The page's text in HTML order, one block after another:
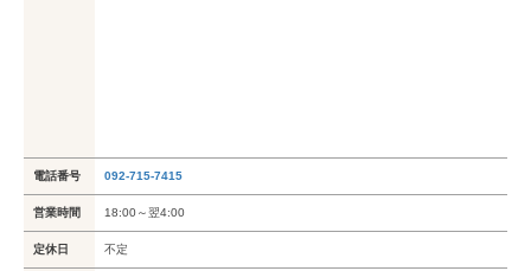
電話番号 092-715-7415
営業時間 18:00～翌4:00
定休日 不定